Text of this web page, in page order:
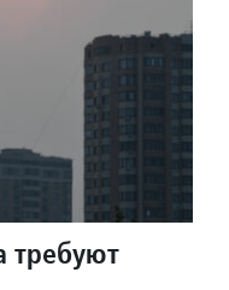
требуют